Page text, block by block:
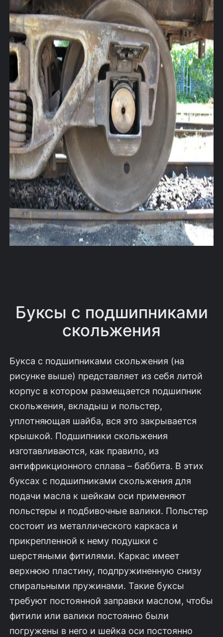
Буксы с подшипниками
скольжения
Букса с подшипниками скольжения (на
рисунке выше) представляет из себя литой
корпус в котором размещается подшипник
скольжения, вкладыш и польстер,
уплотняющая шайба, вся это закрывается
крышкой. Подшипники скольжения
изготавливаются, как правило, из
антифрикционного сплава – баббита. В этих
буксах с подшипниками скольжения для
подачи масла к шейкам оси применяют
польстеры и подбивочные валики. Польстер
состоит из металлического каркаса и
прикрепленной к нему подушки с
шерстяными фитилями. Каркас имеет
верхнюю пластину, подпружиненную снизу
спиральными пружинами. Такие буксы
требуют постоянной заправки маслом, чтобы
фитили или валики постоянно были
погружены в него и шейка оси постоянно